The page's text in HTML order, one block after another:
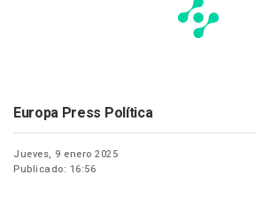
Europa Press Política
Jueves, 9 enero 2025
Publicado: 16:56